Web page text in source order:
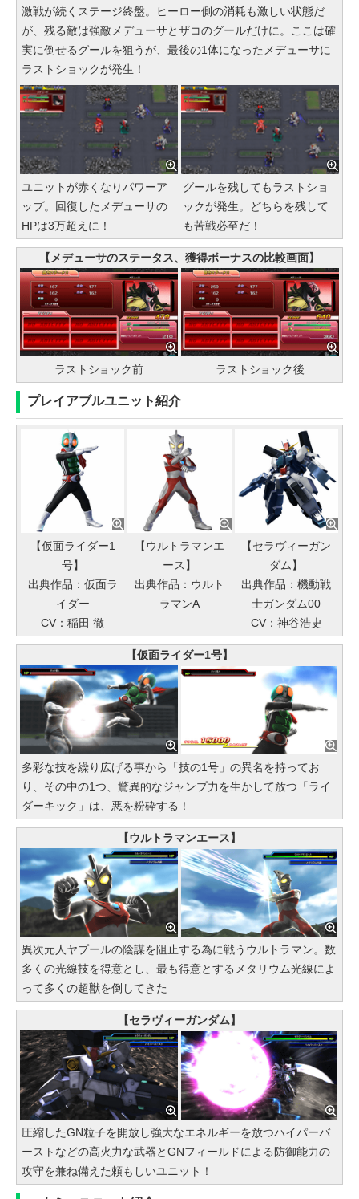
激戦が続くステージ終盤。ヒーロー側の消耗も激しい状態だ
が、残る敵は強敵メデューサとザコのグールだけに。ここは確
実に倒せるグールを狙うが、最後の1体になったメデューサに
ラストショックが発生！
ユニットが赤くなりパワーア
ップ。回復したメデューサの
HPは3万超えに！
グールを残してもラストショ
ックが発生。どちらを残して
も苦戦必至だ！
【メデューサのステータス、獲得ボーナスの比較画面】
ラストショック前 ラストショック後
プレイアブルユニット紹介
【仮面ライダー1
号】
出典作品：仮面ラ
イダー
CV：稲田 徹
【ウルトラマンエ
ース】
出典作品：ウルト
ラマンA
【セラヴィーガン
ダム】
出典作品：機動戦
士ガンダム00
CV：神谷浩史
【仮面ライダー1号】
多彩な技を繰り広げる事から「技の1号」の異名を持ってお
り、その中の1つ、驚異的なジャンプ力を生かして放つ「ライ
ダーキック」は、悪を粉砕する！
【ウルトラマンエース】
異次元人ヤプールの陰謀を阻止する為に戦うウルトラマン。数
多くの光線技を得意とし、最も得意とするメタリウム光線によ
って多くの超獣を倒してきた
【セラヴィーガンダム】
圧縮したGN粒子を開放し強大なエネルギーを放つハイパーバ
ーストなどの高火力な武器とGNフィールドによる防御能力の
攻守を兼ね備えた頼もしいユニット！